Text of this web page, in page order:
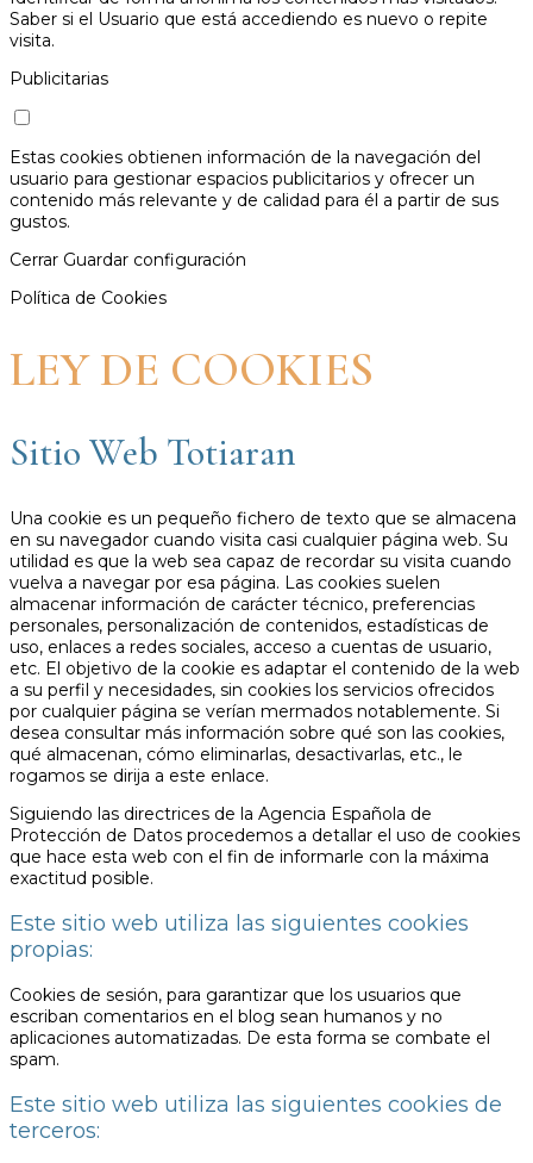
Saber si el Usuario que está accediendo es nuevo o repite
visita.
Publicitarias
Estas cookies obtienen información de la navegación del
usuario para gestionar espacios publicitarios y ofrecer un
contenido más relevante y de calidad para él a partir de sus
gustos.
Cerrar Guardar configuración
Política de Cookies
LEY DE COOKIES
Sitio Web Totiaran
Una cookie es un pequeño fichero de texto que se almacena
en su navegador cuando visita casi cualquier página web. Su
utilidad es que la web sea capaz de recordar su visita cuando
vuelva a navegar por esa página. Las cookies suelen
almacenar información de carácter técnico, preferencias
personales, personalización de contenidos, estadísticas de
uso, enlaces a redes sociales, acceso a cuentas de usuario,
etc. El objetivo de la cookie es adaptar el contenido de la web
a su perfil y necesidades, sin cookies los servicios ofrecidos
por cualquier página se verían mermados notablemente. Si
desea consultar más información sobre qué son las cookies,
qué almacenan, cómo eliminarlas, desactivarlas, etc., le
rogamos se dirija a este enlace.
Siguiendo las directrices de la Agencia Española de
Protección de Datos procedemos a detallar el uso de cookies
que hace esta web con el fin de informarle con la máxima
exactitud posible.
Este sitio web utiliza las siguientes cookies
propias:
Cookies de sesión, para garantizar que los usuarios que
escriban comentarios en el blog sean humanos y no
aplicaciones automatizadas. De esta forma se combate el
spam.
Este sitio web utiliza las siguientes cookies de
terceros: